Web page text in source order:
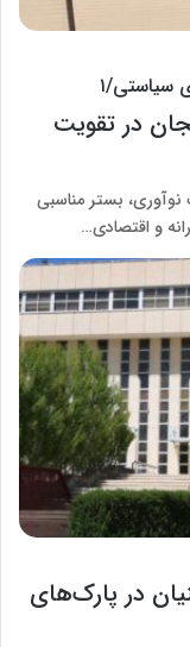
سیاستی/۱
در تقویت
بستر مناسبی
و اقتصادی…
در پارک‌های